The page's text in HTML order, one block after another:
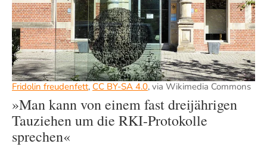
Fridolin freudenfett, CC BY-SA 4.0, via Wikimedia Commons
»Man kann von einem fast dreijährigen
Tauziehen um die RKI-Protokolle
sprechen«